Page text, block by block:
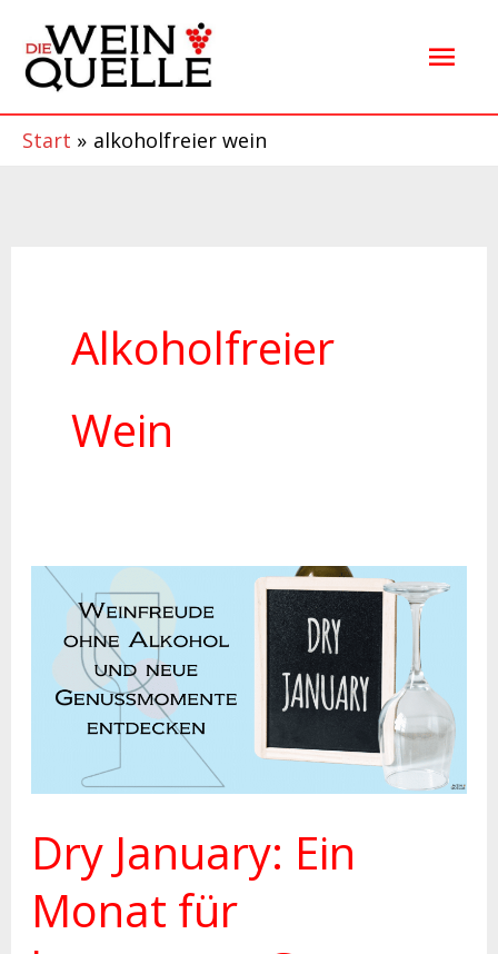
Inhalt
springen
Start alkoholfreier wein
Alkoholfreier
Wein
Dry January: Ein
Monat für
Dry
January:
Monat
bewussten
Genuss
und
neue
Entdeckungen